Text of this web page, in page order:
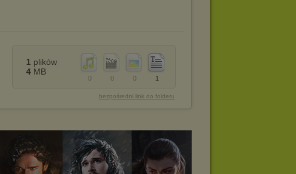
1
0
0
0
1 plików
4 MB
bezpośredni link do folderu